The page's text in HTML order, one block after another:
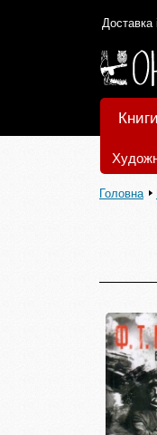
Доставка
Книги
Головна